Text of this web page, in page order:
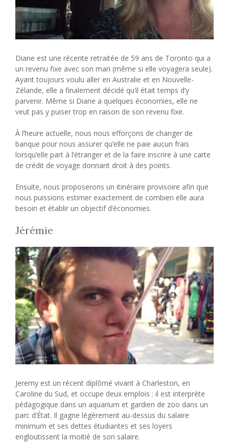
Diane est une récente retraitée de 59 ans de Toronto qui a
un revenu fixe avec son mari (même si elle voyagera seule).
Ayant toujours voulu aller en Australie et en Nouvelle-
Zélande, elle a finalement décidé qu’il était temps d’y
parvenir. Même si Diane a quelques économies, elle ne
veut pas y puiser trop en raison de son revenu fixe.
À l’heure actuelle, nous nous efforçons de changer de
banque pour nous assurer qu’elle ne paie aucun frais
lorsqu’elle part à l’étranger et de la faire inscrire à une carte
de crédit de voyage donnant droit à des points.
Ensuite, nous proposerons un itinéraire provisoire afin que
nous puissions estimer exactement de combien elle aura
besoin et établir un objectif d’économies.
Jérémie
Jeremy est un récent diplômé vivant à Charleston, en
Caroline du Sud, et occupe deux emplois : il est interprète
pédagogique dans un aquarium et gardien de zoo dans un
parc d’État. Il gagne légèrement au-dessus du salaire
minimum et ses dettes étudiantes et ses loyers
engloutissent la moitié de son salaire.